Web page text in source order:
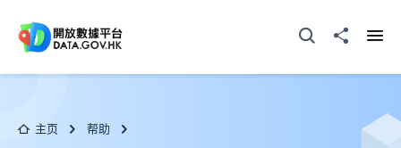
打开搜寻器分享至
主页 帮助